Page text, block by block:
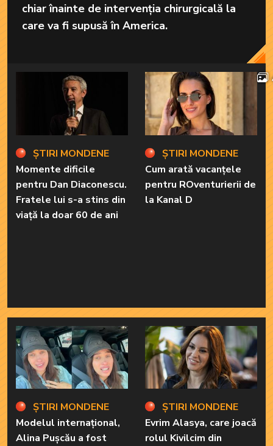
chiar înainte de intervenția chirurgicală la
care va fi supusă în America.
ȘTIRI MONDENE
Momente dificile
pentru Dan Diaconescu.
Fratele lui s-a stins din
viață la doar 60 de ani
ȘTIRI MONDENE
Modelul internațional,
Alina Pușcău a fost
ȘTIRI MONDENE
Cum arată vacanțele
pentru ROventurierii de
la Kanal D
ȘTIRI MONDENE
Evrim Alasya, care joacă
rolul Kivilcim din